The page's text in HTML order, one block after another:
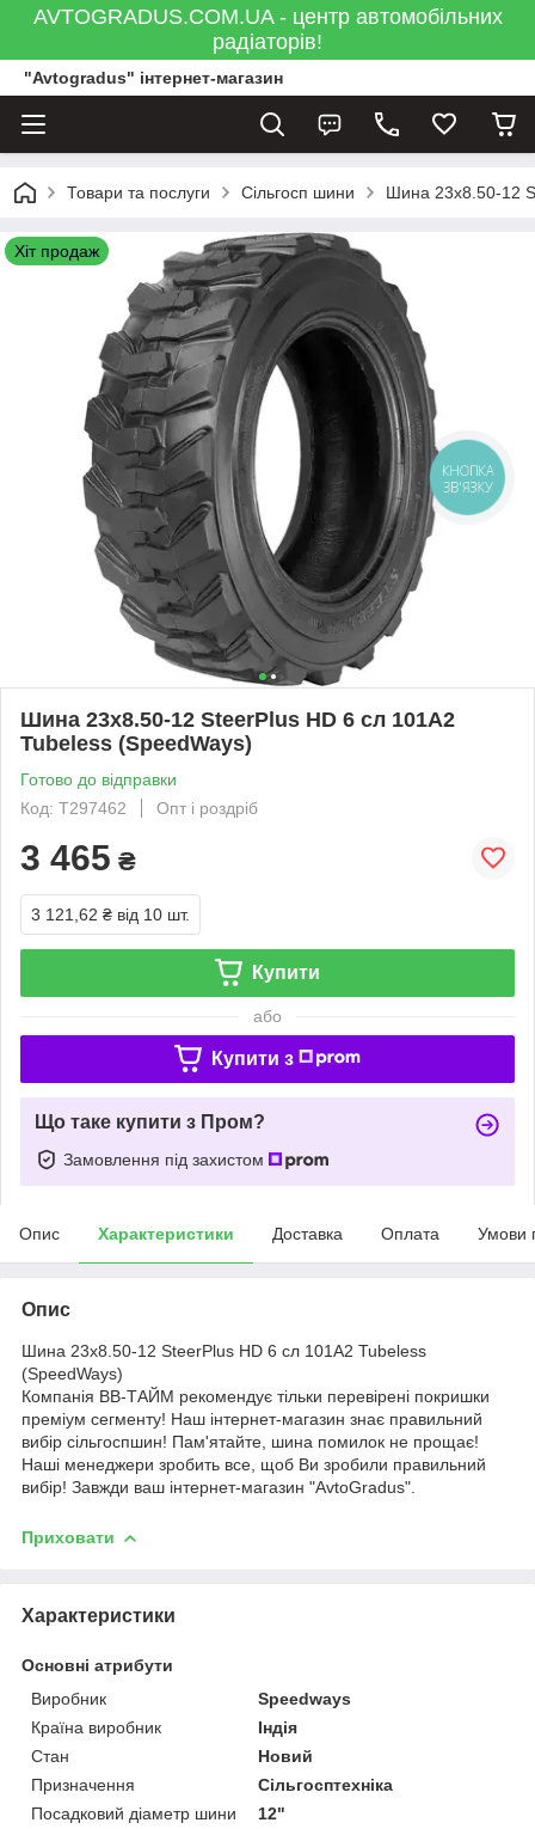
AVTOGRADUS.COM.UA - центр автомобільних
радіаторів!
"Avtogradus" інтернет-магазин
Товари та послуги Сільгосп шини Шина 23x8.50-12
Хіт продаж
Шина 23x8.50-12 SteerPlus HD 6 сл 101A2
Tubeless (SpeedWays)
Готово до відправки
Код: T297462
Опт і роздріб
3 465 ₴
3 121,62 ₴ від 10 шт.
Купити
або
Купити з
Що таке купити з Пром?
Замовлення під захистом
Опис Характеристики Доставка Оплата Умови
Опис
Шина 23x8.50-12 SteerPlus HD 6 сл 101A2 Tubeless
(SpeedWays)
Компанія ВВ-ТАЙМ рекомендує тільки перевірені покришки
преміум сегменту! Наш інтернет-магазин знає правильний
вибір сільгоспшин! Пам'ятайте, шина помилок не прощає!
Наші менеджери зробить все, щоб Ви зробили правильний
вибір! Завжди ваш інтернет-магазин "AvtoGradus".
Приховати
Характеристики
Основні атрибути
Виробник
Speedways
Країна виробник
Індія
Стан
Новий
Призначення
Сільгосптехніка
Посадковий діаметр шини
12"
КНОПКА
ЗВ'ЯЗКУ